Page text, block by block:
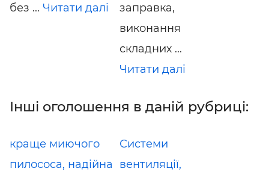
без ... Читати далі
заправка,
виконання
складних ...
Читати далі
Інші оголошення в даній рубриці:
краще миючого
пилососа, надійна
Системи
вентиляції,